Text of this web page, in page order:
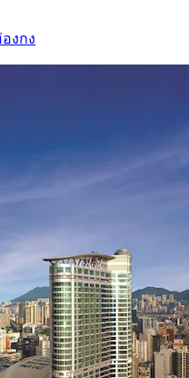
งกง